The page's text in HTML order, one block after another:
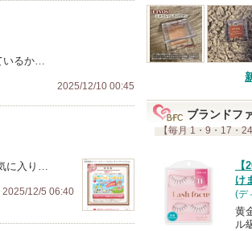
いるか…
2025/12/10 00:45
に入り…
2025/12/5 06:40
ブランドフ
【毎月 1・9・17・
け
(デ
黄
ル